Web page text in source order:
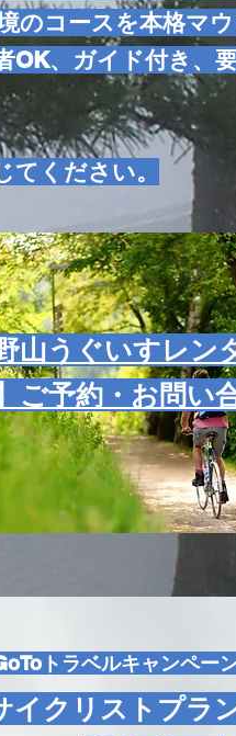
のコースを本格マ
OK、ガイド付き、
ください。
野山うぐいすレン
ご予約・お問い
トラベルキャンペー
イクリストプラ